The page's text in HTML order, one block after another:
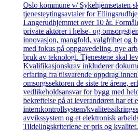
Oslo kommune v/ Sykehjemsetaten
tjenesteytingsavtaler for
Langerudhjemmet over 10 år.
private aktører i helse- og
innovasjon, mangfold, valgfrihet og
med fokus på oppgavedeling, nye
bruk av teknologi. Tjenestene skal
Kvalifikasjonskrav inkluderer
erfaring fra tilsvarende oppdrag
omsorgssektoren de siste tre årene,
vedlikeholdsansvar for bygg med
bekreftelse på at leverandøren har et
internkontrollsystem/
avvikssystem og et elektronisk
Tildelingskriteriene er pris og kvalitet.